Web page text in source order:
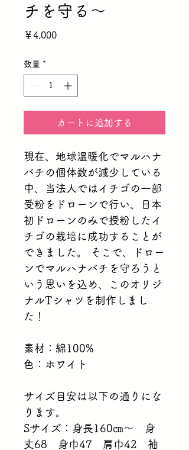
チを守る～
￥4,000価
数量 *
カートに追加する
現在、地球温暖化でマルハナ
バチの個体数が減少している
中、当法人ではイチゴの一部
受粉をドローンで行い、日本
初ドローンのみで授粉したイ
チゴの栽培に成功することが
できました。 そこで、ドロー
ンでマルハナバチを守ろうと
いう思いを込め、このオリジ
ナルTシャツを制作しまし
た！
素材：綿100%
色：ホワイト
サイズ目安は以下の通りにな
ります。
Sサイズ：身長160㎝～　身
丈68　身巾47　肩巾42　袖